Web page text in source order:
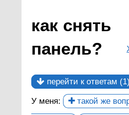
как снять
панель?
перейти к ответам (1)
У меня: такой же